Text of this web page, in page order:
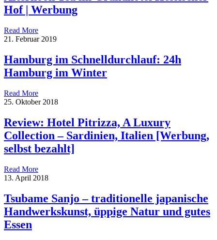
Hof | Werbung
Read More
21. Februar 2019
Hamburg im Schnelldurchlauf: 24h
Hamburg im Winter
Read More
25. Oktober 2018
Review: Hotel Pitrizza, A Luxury
Collection – Sardinien, Italien [Werbung,
selbst bezahlt]
Read More
13. April 2018
Tsubame Sanjo – traditionelle japanische
Handwerkskunst, üppige Natur und gutes
Essen